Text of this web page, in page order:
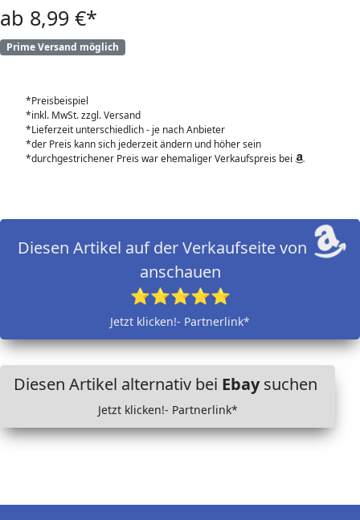
ab 8,99 €*
Prime Versand möglich
*Preisbeispiel
*inkl. MwSt. zzgl. Versand
*Lieferzeit unterschiedlich - je nach Anbieter
*der Preis kann sich jederzeit ändern und höher sein
*durchgestrichener Preis war ehemaliger Verkaufspreis bei
Diesen Artikel auf der Verkaufseite von
anschauen
⭐⭐⭐⭐⭐
Jetzt klicken!- Partnerlink*
Diesen Artikel alternativ bei Ebaysuchen
Jetzt klicken!- Partnerlink*